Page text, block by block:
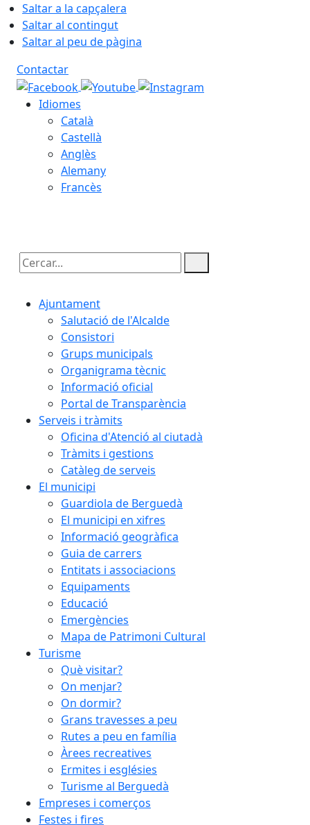
Saltar a la capçalera
Saltar al contingut
Saltar al peu de pàgina
Contactar
Idiomes
Català
Castellà
Anglès
Alemany
Francès
Cercar:
Ajuntament
Salutació de l'Alcalde
Consistori
Grups municipals
Organigrama tècnic
Informació oficial
Portal de Transparència
Serveis i tràmits
Oficina d'Atenció al ciutadà
Tràmits i gestions
Catàleg de serveis
El municipi
Guardiola de Berguedà
El municipi en xifres
Informació geogràfica
Guia de carrers
Entitats i associacions
Equipaments
Educació
Emergències
Mapa de Patrimoni Cultural
Turisme
Què visitar?
On menjar?
On dormir?
Grans travesses a peu
Rutes a peu en família
Àrees recreatives
Ermites i esglésies
Turisme al Berguedà
Empreses i comerços
Festes i fires